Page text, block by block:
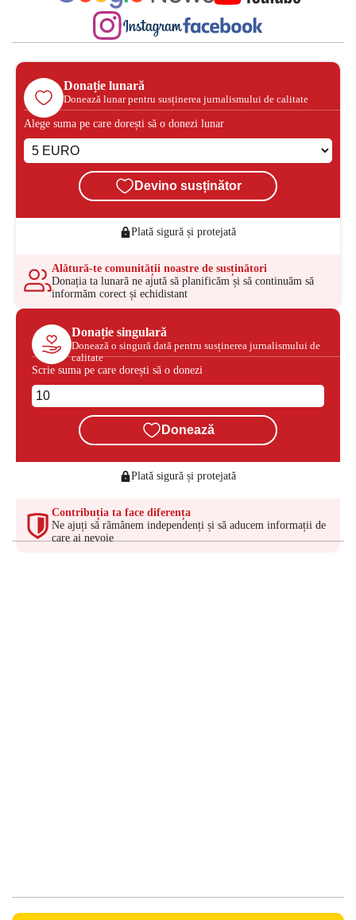
Donație lunară
Donează lunar pentru susținerea jurnalismului de calitate
Alege suma pe care dorești să o donezi lunar
Devino susținător
Plată sigură și protejată
Alătură-te comunității noastre de susținători
Donația ta lunară ne ajută să planificăm și să continuăm să
informăm corect și echidistant
Donație singulară
Donează o singură dată pentru susținerea jurnalismului de
calitate
Scrie suma pe care dorești să o donezi
Donează
Plată sigură și protejată
Contribuția ta face diferența
Ne ajuți să rămânem independenți și să aducem informații de
care ai nevoie